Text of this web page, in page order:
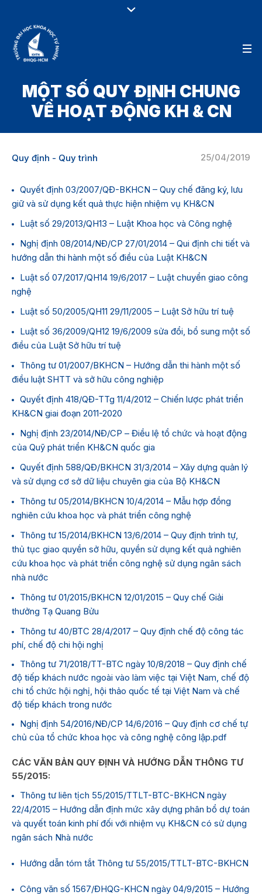
MỘT SỐ QUY ĐỊNH CHUNG
VỀ HOẠT ĐỘNG KH & CN
25/04/2019
Quy định - Quy trình
Quyết định 03/2007/QĐ-BKHCN – Quy chế đăng ký, lưu
giữ và sử dụng kết quả thực hiện nhiệm vụ KH&CN
Luật số 29/2013/QH13 – Luật Khoa học và Công nghệ
Nghị định 08/2014/NĐ/CP 27/01/2014 – Qui định chi tiết và
hướng dẫn thi hành một số điều của Luật KH&CN
Luật số 07/2017/QH14 19/6/2017 – Luật chuyển giao công
nghệ
Luật số 50/2005/QH11 29/11/2005 – Luật Sở hữu trí tuệ
Luật số 36/2009/QH12 19/6/2009 sửa đổi, bổ sung một số
điều của Luật Sở hữu trí tuệ
Thông tư 01/2007/BKHCN – Hướng dẫn thi hành một số
điều luật SHTT và sở hữu công nghiệp
Quyết định 418/QĐ-TTg 11/4/2012 – Chiến lược phát triển
KH&CN giai đoạn 2011-2020
Nghị định 23/2014/NĐ/CP – Điều lệ tổ chức và hoạt động
của Quỹ phát triển KH&CN quốc gia
Quyết định 588/QĐ/BKHCN 31/3/2014 – Xây dựng quản lý
và sử dụng cơ sở dữ liệu chuyên gia của Bộ KH&CN
Thông tư 05/2014/BKHCN 10/4/2014 – Mẫu hợp đồng
nghiên cứu khoa học và phát triển công nghệ
Thông tư 15/2014/BKHCN 13/6/2014 – Quy định trình tự,
thủ tục giao quyền sở hữu, quyền sử dụng kết quả nghiên
cứu khoa học và phát triển công nghệ sử dụng ngân sách
nhà nước
Thông tư 01/2015/BKHCN 12/01/2015 – Quy chế Giải
thưởng Tạ Quang Bửu
Thông tư 40/BTC 28/4/2017 – Quy định chế độ công tác
phí, chế độ chi hội nghị
Thông tư 71/2018/TT-BTC ngày 10/8/2018 – Quy định chế
độ tiếp khách nước ngoài vào làm việc tại Việt Nam, chế độ
chi tổ chức hội nghị, hội thảo quốc tế tại Việt Nam và chế
độ tiếp khách trong nước
Nghị định 54/2016/NĐ/CP 14/6/2016 – Quy định cơ chế tự
chủ của tổ chức khoa học và công nghệ công lập.pdf
CÁC VĂN BẢN QUY ĐỊNH VÀ HƯỚNG DẪN THÔNG TƯ
55/2015:
Thông tư liên tịch 55/2015/TTLT-BTC-BKHCN ngày
22/4/2015 – Hướng dẫn định mức xây dựng phân bổ dự toán
và quyết toán kinh phí đối với nhiệm vụ KH&CN có sử dụng
ngân sách Nhà nước
Hướng dẫn tóm tắt Thông tư 55/2015/TTLT-BTC-BKHCN
Công văn số 1567/ĐHQG-KHCN ngày 04/9/2015 – Hướng